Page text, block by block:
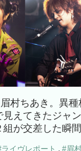
村ちあき。異種
見えてきたジャ
が交差した瞬間
イヴレポート , #眉